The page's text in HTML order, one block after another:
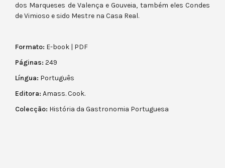
dos Marqueses de Valença e Gouveia, também eles Condes
de Vimioso e sido Mestre na Casa Real.
Formato: E-book | PDF
Páginas: 249
Língua: Português
Editora: Amass. Cook.
Colecção: História da Gastronomia Portuguesa